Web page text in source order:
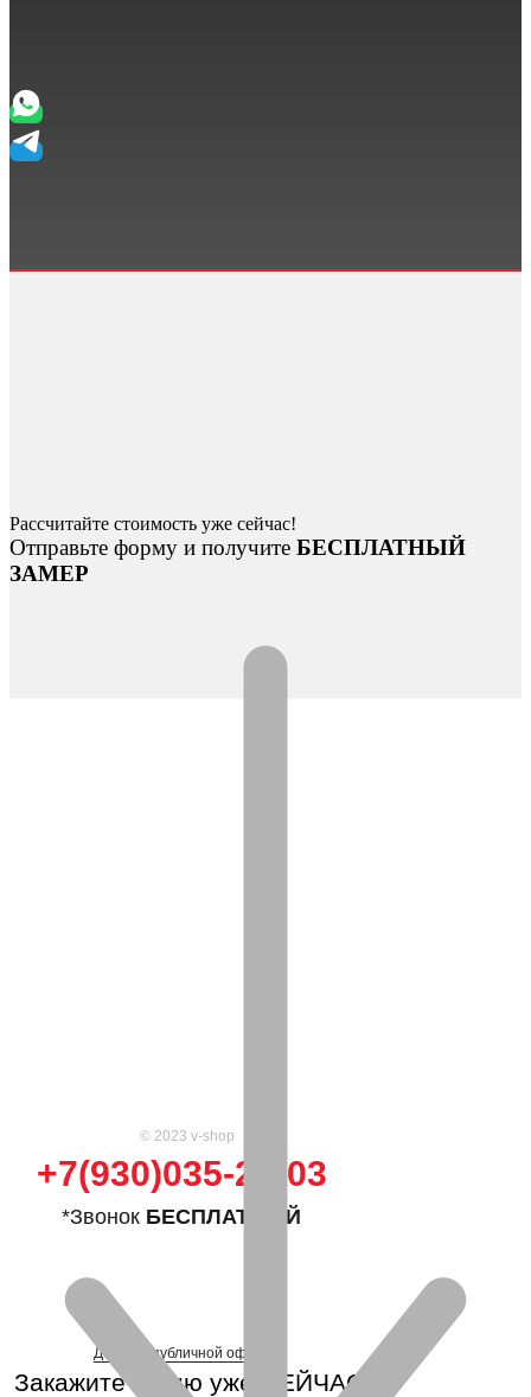
Рассчитайте стоимость уже сейчас!
Отправьте форму и получите БЕСПЛАТНЫЙ
ЗАМЕР
© 2023 v-shop
+7(930)035-25-03
*Звонок БЕСПЛАТНЫЙ
Договор публичной оферты
Закажите кухню уже СЕЙЧАС!